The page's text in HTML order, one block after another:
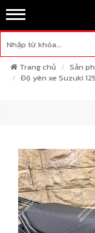
Trang chủ Sản
Độ yên xe Suzuki